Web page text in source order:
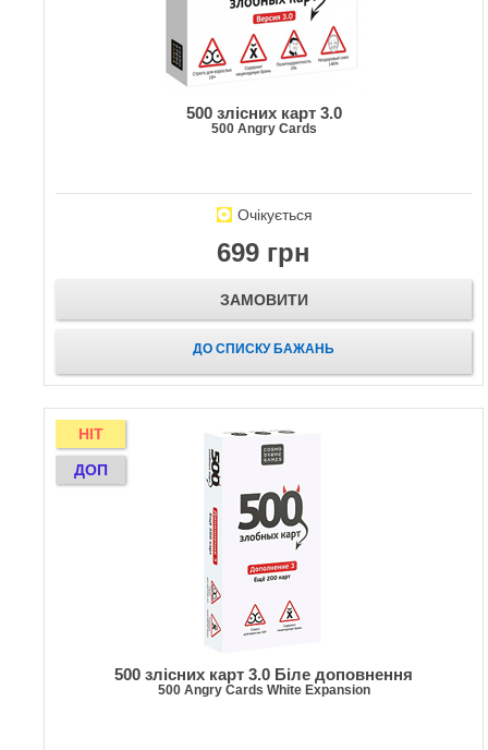
500 злісних карт 3.0
500 Angry Cards
Очікується
699 грн
ЗАМОВИТИ
ДО СПИСКУ БАЖАНЬ
HIT
ДОП
500 злісних карт 3.0 Біле доповнення
500 Angry Cards White Expansion